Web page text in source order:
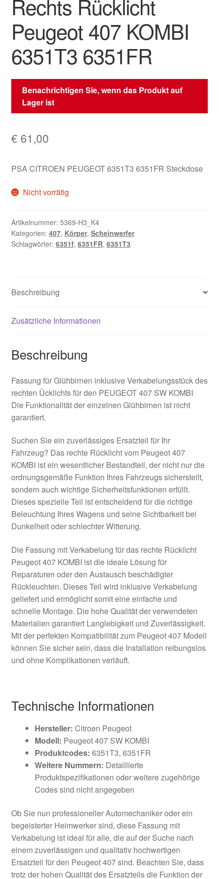
Rechts Rücklicht
Peugeot 407 KOMBI
6351T3 6351FR
Benachrichtigen Sie, wenn das Produkt auf
Lager ist
€ 61,00
PSA CITROEN PEUGEOT 6351T3 6351FR Steckdose
Nicht vorrätig
Artikelnummer: 5369-H3_K4
Kategorien: 407, Körper, Scheinwerfer
Schlagwörter: 6351f, 6351FR, 6351T3
Beschreibung
Zusätzliche Informationen
Beschreibung
Fassung für Glühbirnen inklusive Verkabelungsstück des
rechten Ücklichts für den PEUGEOT 407 SW KOMBI
Die Funktionalität der einzelnen Glühbirnen ist nicht
garantiert.
Suchen Sie ein zuverlässiges Ersatzteil für Ihr
Fahrzeug? Das rechte Rücklicht vom Peugeot 407
KOMBI ist ein wesentlicher Bestandteil, der nicht nur die
ordnungsgemäße Funktion Ihres Fahrzeugs sicherstellt,
sondern auch wichtige Sicherheitsfunktionen erfüllt.
Dieses spezielle Teil ist entscheidend für die richtige
Beleuchtung Ihres Wagens und seine Sichtbarkeit bei
Dunkelheit oder schlechter Witterung.
Die Fassung mit Verkabelung für das rechte Rücklicht
Peugeot 407 KOMBI ist die ideale Lösung für
Reparaturen oder den Austausch beschädigter
Rückleuchten. Dieses Teil wird inklusive Verkabelung
geliefert und ermöglicht somit eine einfache und
schnelle Montage. Die hohe Qualität der verwendeten
Materialien garantiert Langlebigkeit und Zuverlässigkeit.
Mit der perfekten Kompatibilität zum Peugeot 407 Modell
können Sie sicher sein, dass die Installation reibungslos
und ohne Komplikationen verläuft.
Technische Informationen
Hersteller: Citroen Peugeot
Modell: Peugeot 407 SW KOMBI
Produktcodes: 6351T3, 6351FR
Weitere Nummern: Detaillierte
Produktspezifikationen oder weitere zugehörige
Codes sind nicht angegeben
Ob Sie nun professioneller Automechaniker oder ein
begeisterter Heimwerker sind, diese Fassung mit
Verkabelung ist ideal für alle, die auf der Suche nach
einem zuverlässigen und qualitativ hochwertigen
Ersatzteil für den Peugeot 407 sind. Beachten Sie, dass
trotz der hohen Qualität des Ersatzteils die Funktion der